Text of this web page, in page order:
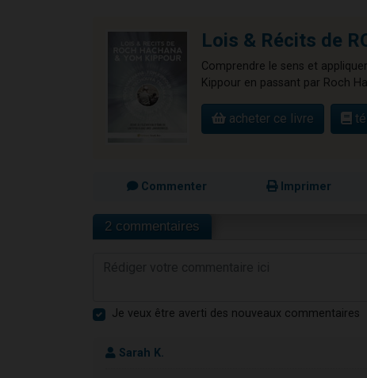
Lois & Récits de
Comprendre le sens et
Kippour en passant par Roch
acheter ce livre
Commenter Imprimer
2 commentaires
Je veux être averti des nouveaux commentaires
Sarah K.